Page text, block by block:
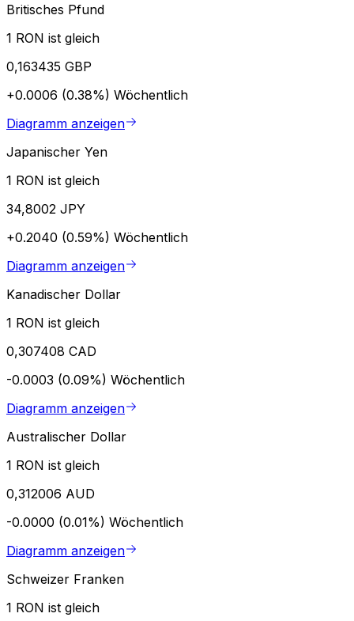
Britisches Pfund
1 RON ist gleich
0,163435 GBP
+0.0006 (0.38%) Wöchentlich
Diagramm anzeigen
Japanischer Yen
1 RON ist gleich
34,8002 JPY
+0.2040 (0.59%) Wöchentlich
Diagramm anzeigen
Kanadischer Dollar
1 RON ist gleich
0,307408 CAD
-0.0003 (0.09%) Wöchentlich
Diagramm anzeigen
Australischer Dollar
1 RON ist gleich
0,312006 AUD
-0.0000 (0.01%) Wöchentlich
Diagramm anzeigen
Schweizer Franken
1 RON ist gleich